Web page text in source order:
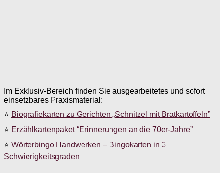
Im Exklusiv-Bereich finden Sie ausgearbeitetes und sofort
einsetzbares Praxismaterial:
⭐ Biografiekarten zu Gerichten „Schnitzel mit Bratkartoffeln”
⭐ Erzählkartenpaket “Erinnerungen an die 70er-Jahre”
⭐ Wörterbingo Handwerken – Bingokarten in 3
Schwierigkeitsgraden